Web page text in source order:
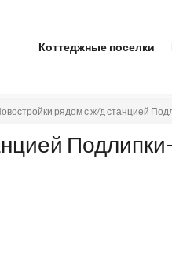
Коттеджные поселки
рядом с ж/д станцией